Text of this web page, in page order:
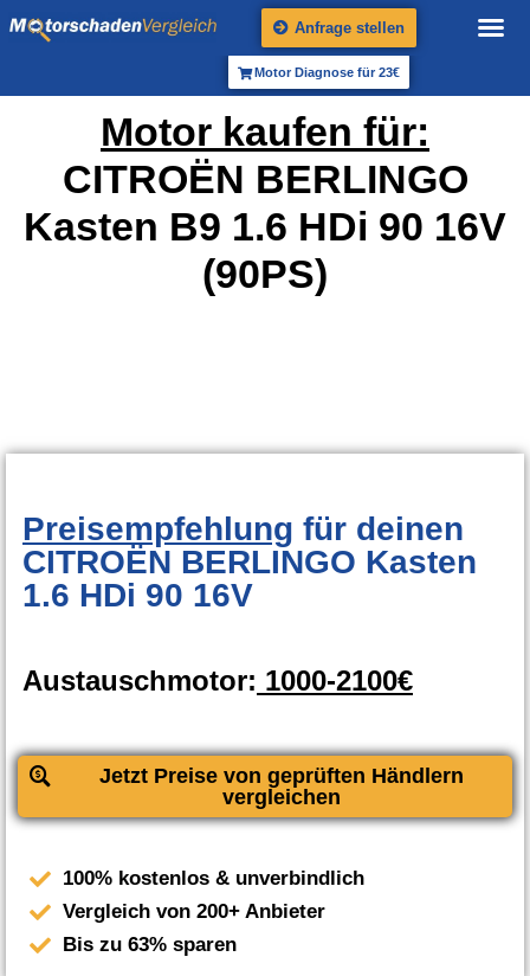
Anfrage stellen
Motor Diagnose für 23€
Motor kaufen für:
CITROËN BERLINGO
Kasten B9 1.6 HDi 90 16V
(90PS)
Preisempfehlung für deinen
CITROËN BERLINGO Kasten
1.6 HDi 90 16V
Austauschmotor: 1000-2100€
Jetzt Preise von geprüften Händlern
vergleichen
100% kostenlos & unverbindlich
Vergleich von 200+ Anbieter
Bis zu 63% sparen